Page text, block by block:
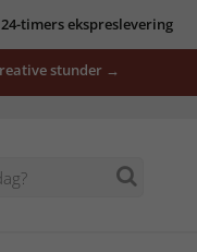
timers ekspreslevering
stunder →